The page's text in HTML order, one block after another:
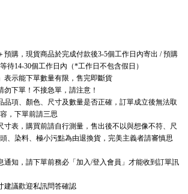
預購，現貨商品於完成付款後3-5個工作日內寄出 /預購
待14-30個工作日內（*工作日不包含假日）
表示能下單數量有限，售完即斷貨
下單！不接急單，請注意！
品項、顏色、尺寸及數量是否正確，訂單成立後無法取
，下單前請三思
寸表，購買前請自行測量，售出後不以與想像不符、尺
、染料、極小污點為由退換貨，完美主義者請審慎思
通知，請下單前務必「加入/登入會員」才能收到訂單訊
建議歡迎私訊問答確認